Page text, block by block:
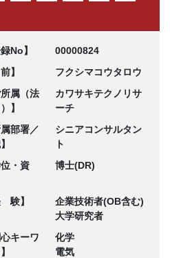
録No】
00000824
】
フクシマコウタロウ
所属（法
】
カワサキテクノリサ
ーチ
属部署／
シニアコンサルタン
ト
位・資
博士(DR)
験】
企業技術者(OB含む)
大学研究者
心キーワ
化学
電気